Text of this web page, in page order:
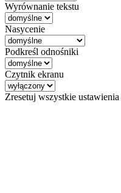
Wyrównanie tekstu
Nasycenie
Podkreśl odnośniki
Czytnik ekranu
Zresetuj wszystkie ustawienia